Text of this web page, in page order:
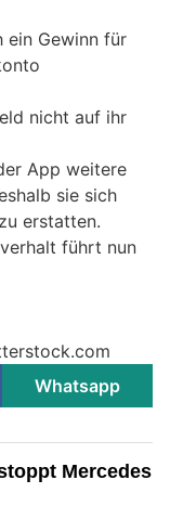
ein Gewinn für
nicht auf ihr
App weitere
sie sich
erstatten.
führt nun
Whatsapp
Mercedes